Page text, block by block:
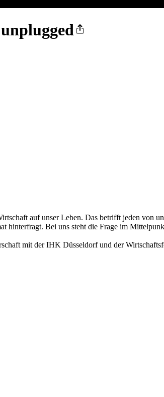
auf unser Leben. Das betrifft jeden von
hinterfragt. Bei uns steht die Frage im
mit der IHK Düsseldorf und der